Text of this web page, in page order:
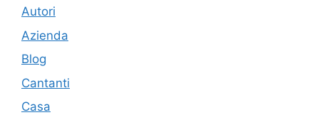
Autori
Azienda
Blog
Cantanti
Casa